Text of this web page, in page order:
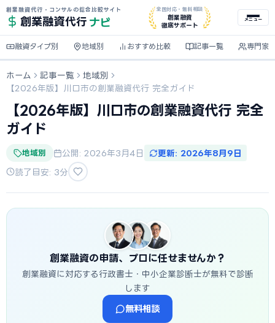
創業融資代行・コンサルの総合比較サイト
創業融資代行 ナビ
全国対応・無料相談
創業融資
徹底サポート
メニュー
融資タイプ別 地域別 おすすめ比較 記事一覧 専門家
ホーム 記事一覧
地域別
【2026年版】川口市の創業融資代行 完全ガイド
【2026年版】川口市の創業融資代行 完全
ガイド
地域別 公開: 2026年3月4日 更新: 2026年8月9日
読了目安: 3分
創業融資の申請、プロに任せませんか？
創業融資に対応する行政書士・中小企業診断士が無料で診断
します
無料相談